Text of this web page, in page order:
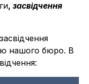
, засвідчення
нашого бюро. В